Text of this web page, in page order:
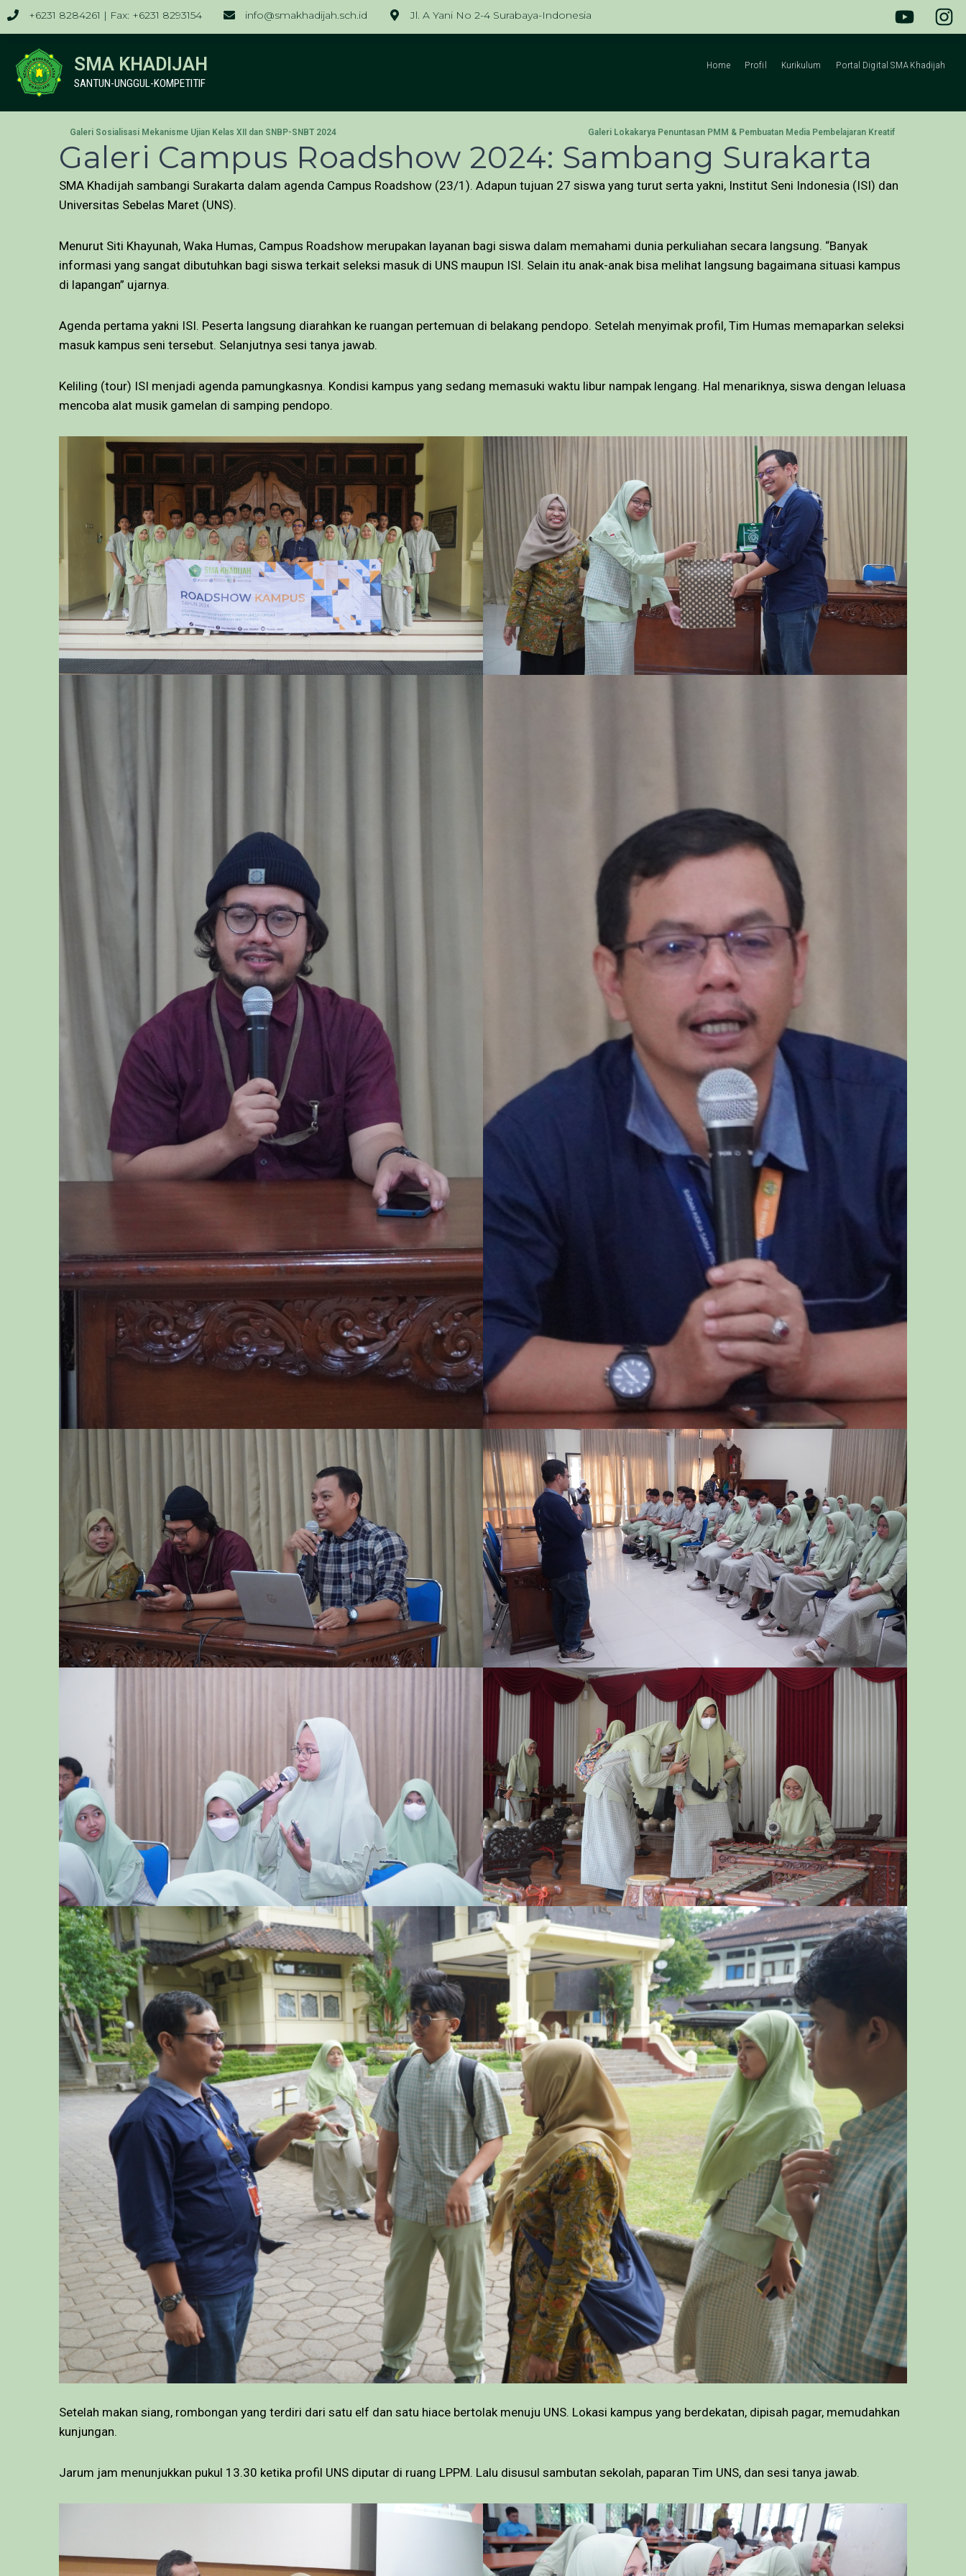
+6231 8284261 | Fax: +6231 8293154 info@smakhadijah.sch.id Jl. A Yani No 2-4 Surabaya-Indonesia
SMA KHADIJAH
SANTUN-UNGGUL-KOMPETITIF
Home Profil Kurikulum Portal Digital SMA Khadijah
Galeri Sosialisasi Mekanisme Ujian Kelas XII dan SNBP-SNBT 2024 Galeri Lokakarya Penuntasan PMM & Pembuatan Media Pembelajaran Kreatif
Galeri Campus Roadshow 2024: Sambang Surakarta
SMA Khadijah sambangi Surakarta dalam agenda Campus Roadshow (23/1). Adapun tujuan 27 siswa yang turut serta yakni, Institut Seni Indonesia (ISI) dan
Universitas Sebelas Maret (UNS).
Menurut Siti Khayunah, Waka Humas, Campus Roadshow merupakan layanan bagi siswa dalam memahami dunia perkuliahan secara langsung. “Banyak
informasi yang sangat dibutuhkan bagi siswa terkait seleksi masuk di UNS maupun ISI. Selain itu anak-anak bisa melihat langsung bagaimana situasi kampus
di lapangan” ujarnya.
Agenda pertama yakni ISI. Peserta langsung diarahkan ke ruangan pertemuan di belakang pendopo. Setelah menyimak profil, Tim Humas memaparkan seleksi
masuk kampus seni tersebut. Selanjutnya sesi tanya jawab.
Keliling (tour) ISI menjadi agenda pamungkasnya. Kondisi kampus yang sedang memasuki waktu libur nampak lengang. Hal menariknya, siswa dengan leluasa
mencoba alat musik gamelan di samping pendopo.
Setelah makan siang, rombongan yang terdiri dari satu elf dan satu hiace bertolak menuju UNS. Lokasi kampus yang berdekatan, dipisah pagar, memudahkan
kunjungan.
Jarum jam menunjukkan pukul 13.30 ketika profil UNS diputar di ruang LPPM. Lalu disusul sambutan sekolah, paparan Tim UNS, dan sesi tanya jawab.